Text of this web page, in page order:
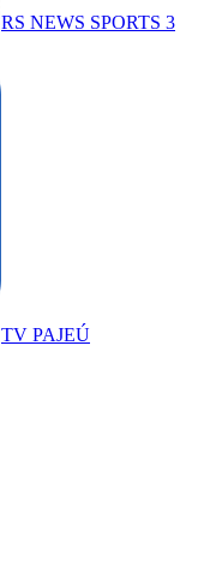
RS NEWS SPORTS 3
TV PAJEÚ